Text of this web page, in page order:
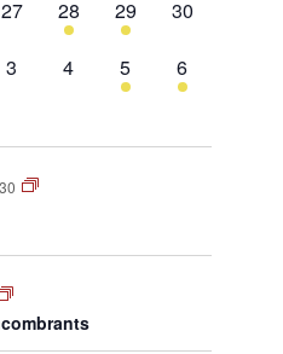
0
évènement,
27
1
évènement,
28
1
évènement,
29
0
30
0
3
0
évènement,
4
1
évènement,
5
1
évènement,
6